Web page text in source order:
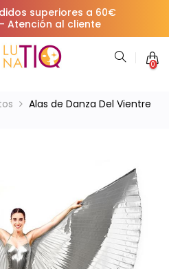
superiores a 60€
- Atención al cliente
0
Alas de Danza Del Vientre